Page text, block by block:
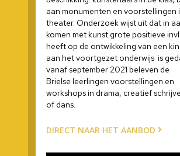
aan monumenten en voorstellingen
theater. Onderzoek wijst uit dat in
komen met kunst grote positieve
heeft op de ontwikkeling van een
aan het voortgezet onderwijs is
vanaf september 2021 beleven de
Brielse leerlingen voorstellingen en
workshops in drama, creatief
of dans.
DIRECT NAAR HET AANBOD